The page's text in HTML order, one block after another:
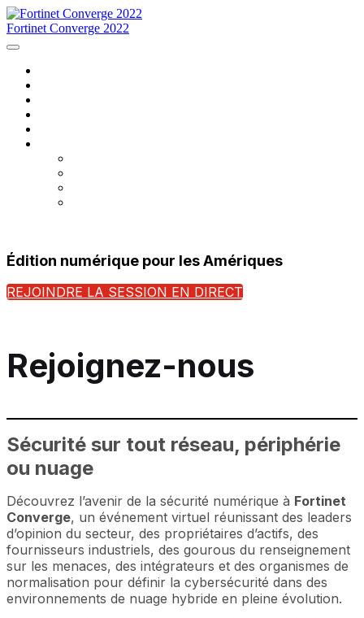
Fortinet Converge 2022
Édition numérique pour les Amériques
REJOINDRE LA SESSION EN DIRECT
Rejoignez-nous
Sécurité sur tout réseau, périphérie
ou nuage
Découvrez l’avenir de la sécurité numérique à Fortinet
Converge, un événement virtuel réunissant des leaders
d’opinion du secteur, des propriétaires d’actifs, des
fournisseurs industriels, des gourous du renseignement
sur les menaces, des intégrateurs et des organismes de
normalisation pour définir la cybersécurité dans des
environnements de nuage hybride en pleine évolution.